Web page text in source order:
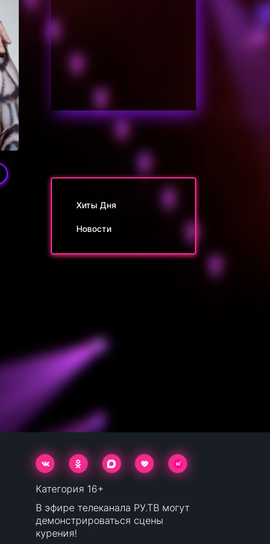
Хиты Дня
Новости
Категория 16+
В эфире телеканала РУ.ТВ могут
демонстрироваться сцены
курения!